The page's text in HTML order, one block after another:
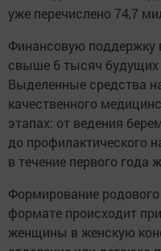
уже перечислено 74,7
Финансовую поддержку
свыше 6 тысяч
Выделенные средства
качественного
этапах: от ведения
до профилактического
в течение первого года
Формирование
формате происходит
женщины в женскую